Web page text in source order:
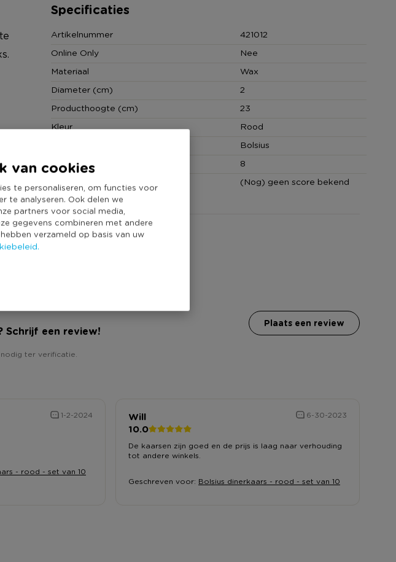
van cookies
te personaliseren, om functies voor
te analyseren. Ook delen we
partners voor social media,
gegevens combineren met andere
verzameld op basis van uw
Specificaties
Artikelnummer
421012
Online Only
Nee
Materiaal
Wax
Diameter (cm)
2
Producthoogte (cm)
23
Kleur
Rood
Bolsius
Aantal branduren
8
(Nog) geen score bekend
Schrijf een review!
ter verificatie.
plaats een review
1-2-2024
- rood - set van 10
Will 6-30-2023
10.0
De kaarsen zijn goed en de prijs is laag naar verhouding
tot andere winkels.
Geschreven voor: Bolsius dinerkaars - rood - set van 10